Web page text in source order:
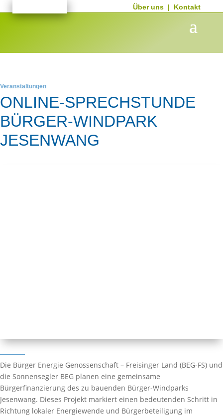
Über uns | Kontakt
Veranstaltungen
ONLINE-SPRECHSTUNDE
BÜRGER-WINDPARK
JESENWANG
Die Bürger Energie Genossenschaft – Freisinger Land (BEG-FS) und
die Sonnensegler BEG planen eine gemeinsame
Bürgerfinanzierung des zu bauenden Bürger-Windparks
Jesenwang. Dieses Projekt markiert einen bedeutenden Schritt in
Richtung lokaler Energiewende und Bürgerbeteiligung im